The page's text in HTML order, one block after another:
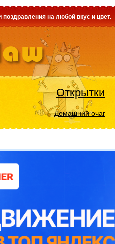
поздравления на любой вкус и цвет.
Открытки
Домашний очаг